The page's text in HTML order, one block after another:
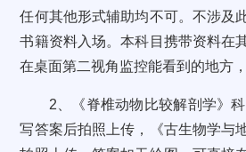
任何其他形式辅助均不可。不涉及
书籍资料入场。本科目携带资料在
在桌面第二视角监控能看到的地方
2、《脊椎动物比较解剖学》科
写答案后拍照上传，《古生物学与